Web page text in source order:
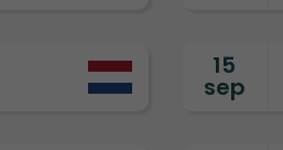
15
sep